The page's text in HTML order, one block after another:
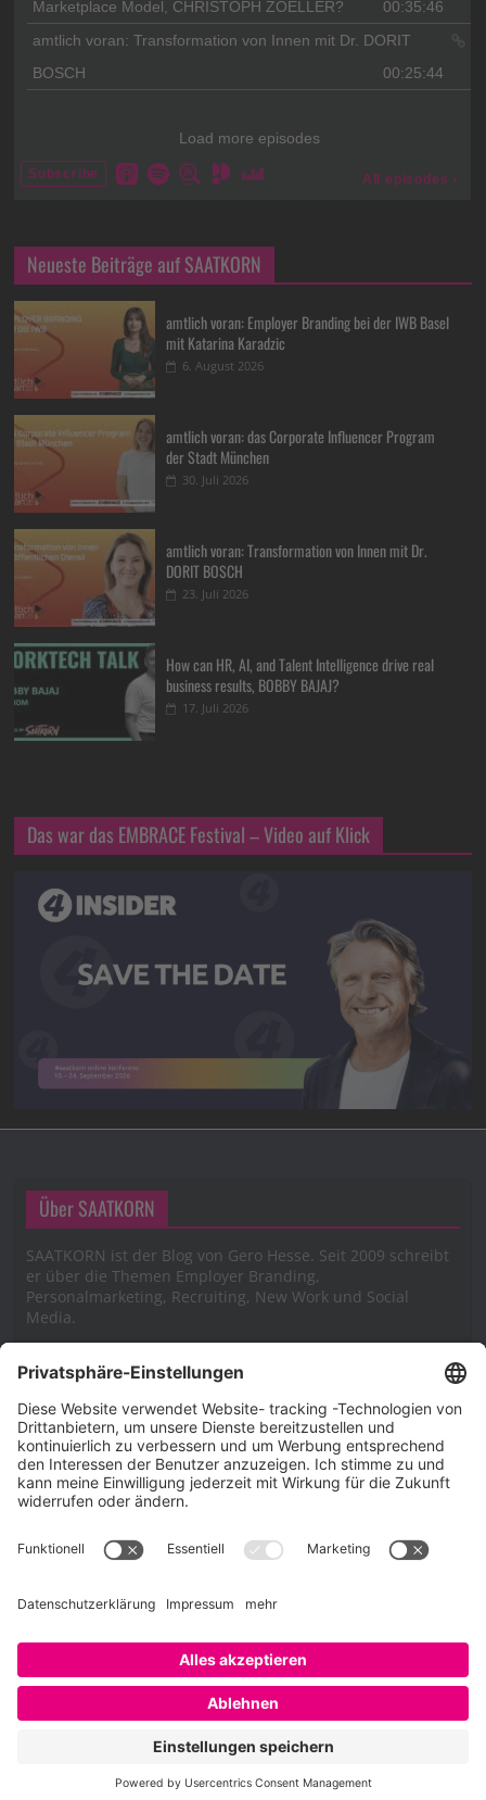
Neueste Beiträge auf SAATKORN
amtlich voran: Employer Branding bei der IWB Basel
mit Katarina Karadzic
6. August 2026
amtlich voran: das Corporate Influencer Program
der Stadt München
30. Juli 2026
amtlich voran: Transformation von Innen mit Dr.
DORIT BOSCH
23. Juli 2026
How can HR, AI, and Talent Intelligence drive real
business results, BOBBY BAJAJ?
17. Juli 2026
Das war das EMBRACE Festival – Video auf Klick
Über SAATKORN
SAATKORN ist der Blog von Gero Hesse. Seit 2009 schreibt
er über die Themen Employer Branding,
Personalmarketing, Recruiting, New Work und Social
Media.
Impressum
Impressum
Cookie-Richtlinie (EU)
Copyright © 2026SAATKORN